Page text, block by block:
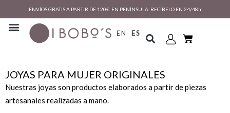
ENVÍOS GRATIS A PARTIR DE 120€ EN PENÍNSULA. RECÍBELO EN 24/48h
EN ES
JOYAS PARA MUJER ORIGINALES
Nuestras joyas son productos elaborados a partir de piezas
artesanales realizadas a mano.